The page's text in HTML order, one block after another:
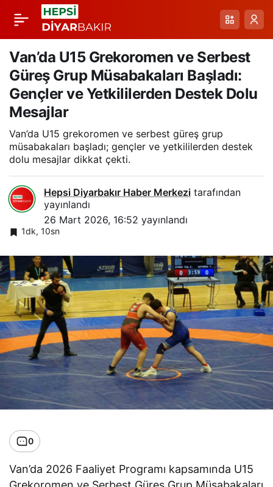
Van’da U15 Grekoromen ve Serbest
Güreş Grup Müsabakaları Başladı:
Gençler ve Yetkililerden Destek Dolu
Mesajlar
Van’da U15 grekoromen ve serbest güreş grup
müsabakaları başladı; gençler ve yetkililerden destek
dolu mesajlar dikkat çekti.
Hepsi Diyarbakır Haber Merkezi tarafından
yayınlandı
26 Mart 2026, 16:52 yayınlandı
1dk, 10sn
0
Van’da 2026 Faaliyet Programı kapsamında U15
Elazığspor Evinde
Beykoz Anadolu’yu 3-
1 Yenerek 32. Hafta
Zaferi
Paylaş